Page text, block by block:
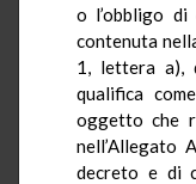
o l’obbligo di
contenuta
1, lettera a),
qualifica
oggetto che
nell’Allegato
decreto e di